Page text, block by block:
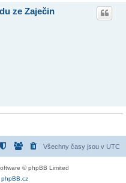
ze Zaječin
Všechny časy jsou v UTC
© phpBB Limited
phpBB.cz